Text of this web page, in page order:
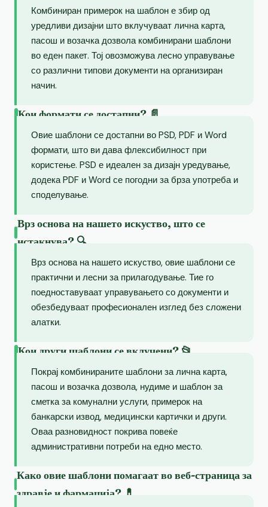
Комбиниран примерок на шаблон е збир од
уредливи дизајни што вклучуваат лична карта,
пасош и возачка дозвола комбинирани шаблони
во еден пакет. Тој овозможува лесно управување
со различни типови документи на организиран
начин.
Кои формати се достапни? 📄
Овие шаблони се достапни во PSD, PDF и Word
формати, што ви дава флексибилност при
користење. PSD е идеален за дизајн уредување,
додека PDF и Word се погодни за брза употреба и
споделување.
Врз основа на нашето искуство, што се
истакнува? 🔍
Врз основа на нашето искуство, овие шаблони се
практични и лесни за прилагодување. Тие го
поедноставуваат управувањето со документи и
обезбедуваат професионален изглед без сложени
алатки.
Кои други шаблони се вклучени? 📂
Покрај комбинираните шаблони за лична карта,
пасош и возачка дозвола, нудиме и шаблон за
сметка за комунални услуги, примерок на
банкарски извод, медицински картички и други.
Оваа разновидност покрива повеќе
административни потреби на едно место.
Како овие шаблони помагаат во веб-страница за
здравје и фармација? 💊